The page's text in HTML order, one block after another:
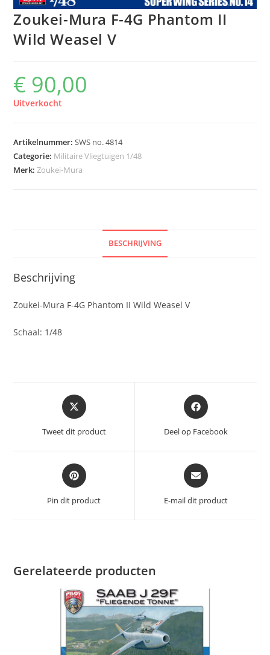
Zoukei-Mura F-4G Phantom II
Wild Weasel V
€ 90,00
Uitverkocht
Artikelnummer:SWS no. 4814
Categorie: Militaire Vliegtuigen 1/48
Merk:Zoukei-Mura
BESCHRIJVING
Beschrijving
Zoukei-Mura F-4G Phantom II Wild Weasel V
Schaal: 1/48
Opent
in
nieuw
Tweet dit product
Opent
in
nieuw
Deel op Facebook
Opent
in
nieuw
Pin dit product
Opent
in
nieuw
E-mail dit product
Gerelateerde producten